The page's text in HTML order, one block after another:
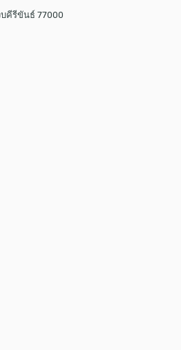
คีรีขันธ์ 77000